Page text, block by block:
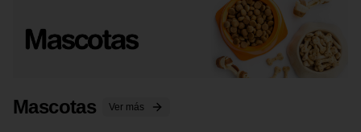
OFERTA
Mascotas Ver más